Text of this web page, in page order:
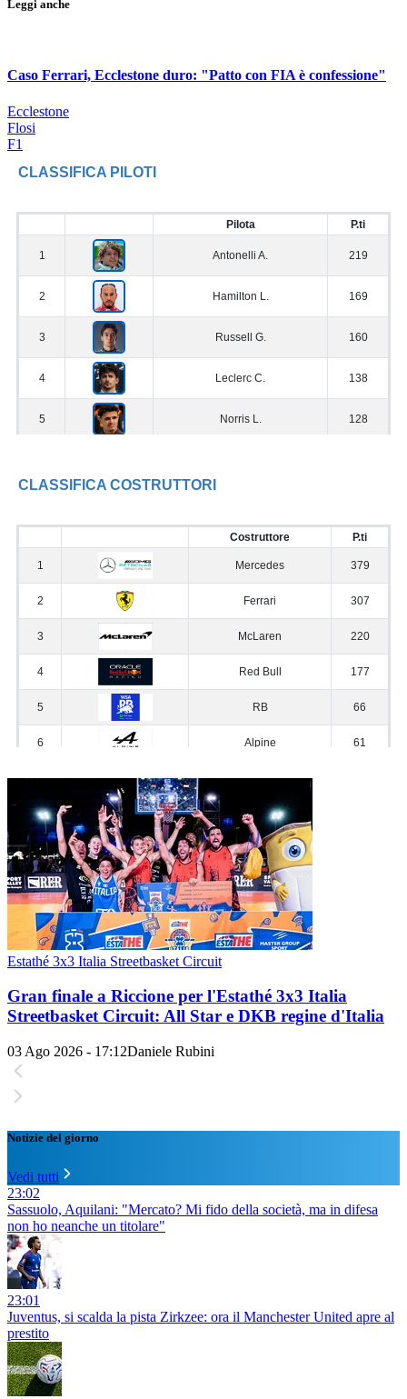
Leggi anche
Caso Ferrari, Ecclestone duro: "Patto con FIA è confessione"
Ecclestone
Flosi
F1
Estathé 3x3 Italia Streetbasket Circuit
Gran finale a Riccione per l'Estathé 3x3 Italia
Streetbasket Circuit: All Star e DKB regine d'Italia
03 Ago 2026 - 17:12Daniele Rubini
Notizie del giorno
Vedi tutti
23:02
Sassuolo, Aquilani: "Mercato? Mi fido della società, ma in difesa
non ho neanche un titolare"
23:01
Juventus, si scalda la pista Zirkzee: ora il Manchester United apre al
prestito